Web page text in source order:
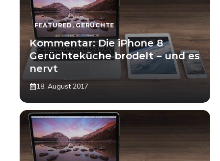
FEATURED,GERÜCHTE
Kommentar: Die iPhone 8
Gerüchteküche brodelt – und es
nervt
18. August 2017